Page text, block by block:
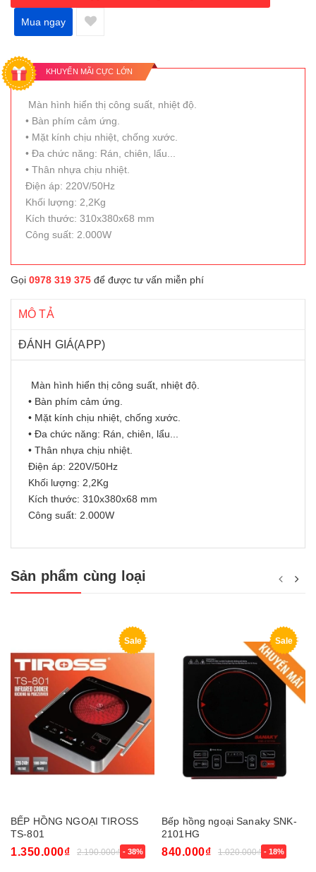
Mua ngay
KHUYẾN MÃI CỰC LỚN
Màn hình hiển thị công suất, nhiệt độ.
• Bàn phím cảm ứng.
• Mặt kính chịu nhiệt, chống xước.
• Đa chức năng: Rán, chiên, lẩu...
• Thân nhựa chịu nhiệt.
Điện áp: 220V/50Hz
Khối lượng: 2,2Kg
Kích thước: 310x380x68 mm
Công suất: 2.000W
Gọi 0978 319 375 để được tư vấn miễn phí
MÔ TẢ
ĐÁNH GIÁ(APP)
Màn hình hiển thị công suất, nhiệt độ.
• Bàn phím cảm ứng.
• Mặt kính chịu nhiệt, chống xước.
• Đa chức năng: Rán, chiên, lẩu...
• Thân nhựa chịu nhiệt.
Điện áp: 220V/50Hz
Khối lượng: 2,2Kg
Kích thước: 310x380x68 mm
Công suất: 2.000W
Sản phẩm cùng loại
Sale
BẾP HỒNG NGOẠI TIROSS
TS-801
1.350.000₫ 2.190.000₫ - 38%
Sale
Bếp hồng ngoại Sanaky SNK-
2101HG
840.000₫ 1.020.000₫ - 18%